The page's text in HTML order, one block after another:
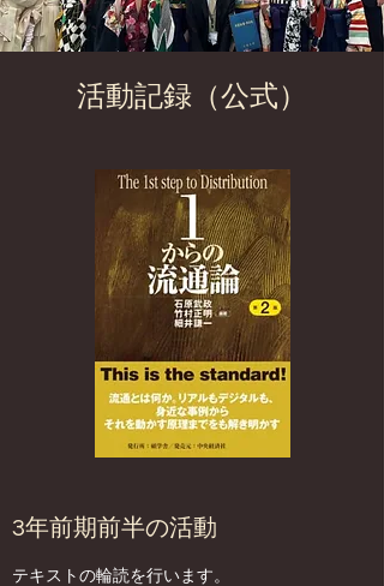
活動記録（公式）
3年前期前半の活動
テキストの輪読を行います。